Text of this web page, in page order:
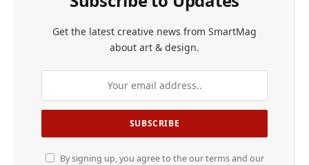
Get the latest creative news from SmartMag
about art & design.
By signing up, you agree to the our terms and our